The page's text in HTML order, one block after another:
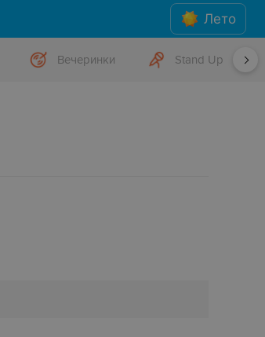
Лето
Вечеринки Stand Up